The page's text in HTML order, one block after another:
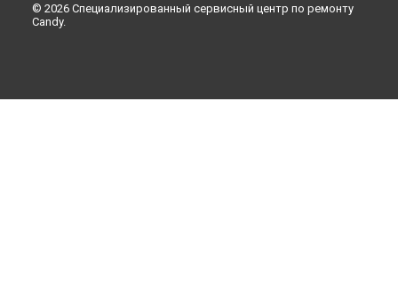
© 2026 Специализированный сервисный центр по ремонту
Candy.